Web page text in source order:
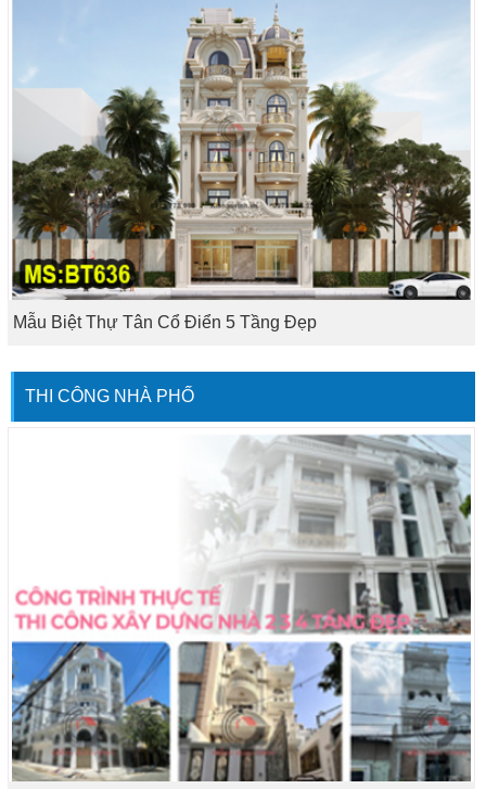
Mẫu Biệt Thự Tân Cổ Điển 5 Tầng Đẹp
THI CÔNG NHÀ PHỐ